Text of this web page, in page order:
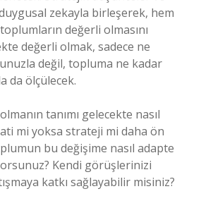
zekayla birleşerek, hem
değerli olmasını
değerli olmak, sadece ne
değil, topluma ne kadar
da ölçülecek.
tanımı gelecekte nasıl
mi yoksa strateji mi daha ön
bu değişime nasıl adapte
Kendi görüşlerinizi
katkı sağlayabilir misiniz?